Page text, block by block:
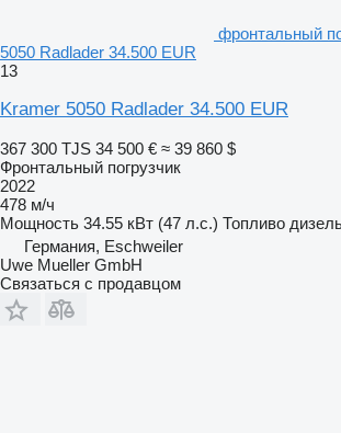
фронтальный
5050 Radlader 34.500 EUR
13
Kramer 5050 Radlader 34.500 EUR
367 300 TJS 34 500 € ≈ 39 860 $
Фронтальный погрузчик
2022
478 м/ч
Мощность 34.55 кВт (47 л.с.) Топливо
Германия, Eschweiler
Uwe Mueller GmbH
Связаться с продавцом